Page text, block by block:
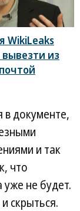
WikiLeaks
из
в документе,
и так
что
уже не будет.
скрыться.